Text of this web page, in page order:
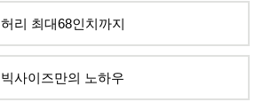
허리 최대68인치까지
빅사이즈만의 노하우